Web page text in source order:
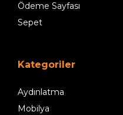
Ödeme Sayfası
Sepet
Kategoriler
Aydınlatma
Mobilya